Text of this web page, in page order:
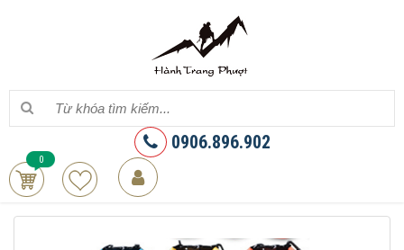
0906.896.902
0